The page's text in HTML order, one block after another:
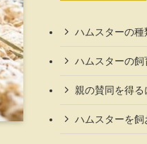
ハムスターの種
ハムスターの飼
親の賛同を得る
ハムスターを